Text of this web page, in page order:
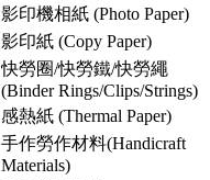
影印機相紙 (Photo Paper)
影印紙 (Copy Paper)
快勞圈/快勞鐵/快勞繩
(Binder Rings/Clips/Strings)
感熱紙 (Thermal Paper)
手作勞作材料(Handicraft
Materials)